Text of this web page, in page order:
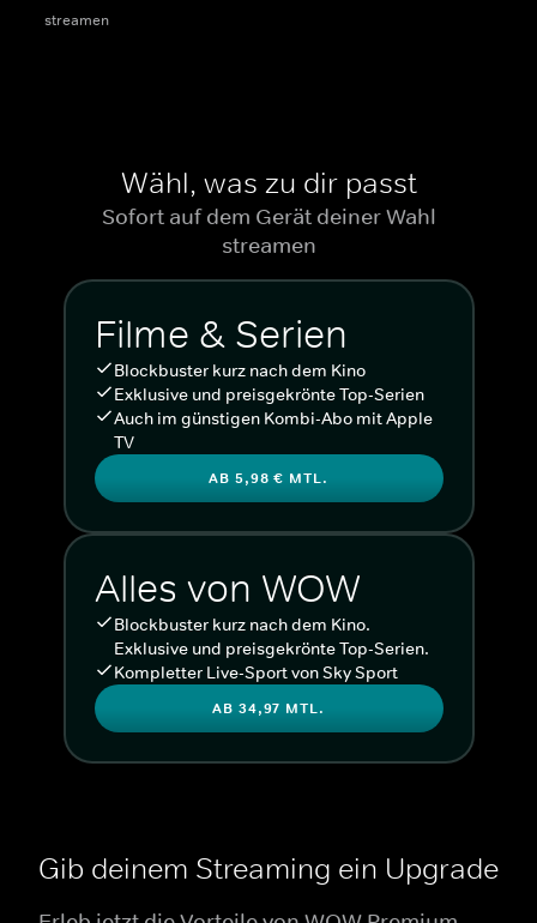
streamen
Wähl, was zu dir passt
Sofort auf dem Gerät deiner Wahl
streamen
Filme & Serien
Blockbuster kurz nach dem Kino
Exklusive und preisgekrönte Top-Serien
Auch im günstigen Kombi-Abo mit Apple
TV
AB 5,98 € MTL.
Alles von WOW
Blockbuster kurz nach dem Kino.
Exklusive und preisgekrönte Top-Serien.
Kompletter Live-Sport von Sky Sport
AB 34,97 MTL.
Gib deinem Streaming ein Upgrade